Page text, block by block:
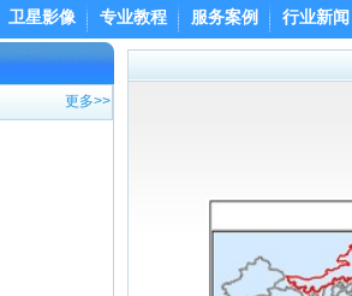
卫星影像 专业教程 服务案例 行业新闻
更多>>